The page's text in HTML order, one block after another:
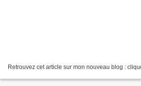
Retrouvez cet article sur mon nouveau blog :